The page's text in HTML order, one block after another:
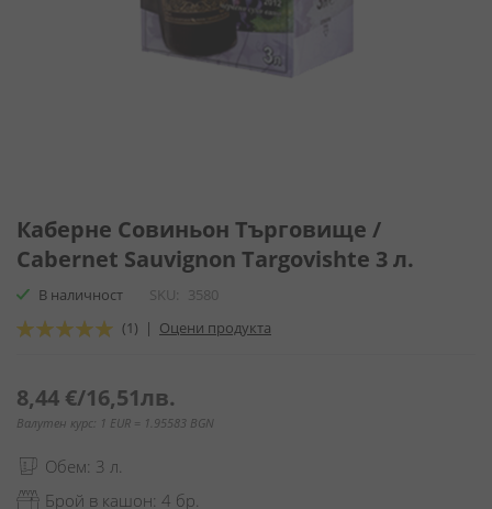
към
началото
на
галерия
снимки
Каберне Совиньон Търговище /
Cabernet Sauvignon Targovishte 3 л.
В наличност SKU
3580
Оценка:
(1) | Оцени продукта
8,44 €/16,51лв.
Валутен курс: 1 EUR = 1.95583 BGN
Обем: 3 л.
Брой в кашон: 4 бр.